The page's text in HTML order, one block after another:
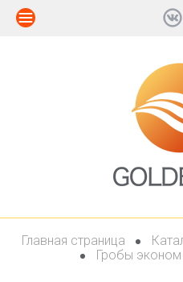
Главная страница
Гробы эконом